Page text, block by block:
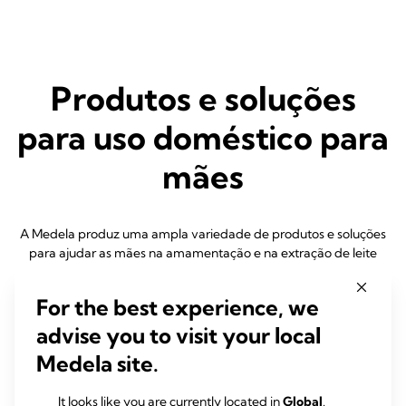
Produtos e soluções
para uso doméstico para
mães
A Medela produz uma ampla variedade de produtos e soluções
para ajudar as mães na amamentação e na extração de leite
For the best experience, we
advise you to visit your local
Medela site.
It looks like you are currently located inGlobal.